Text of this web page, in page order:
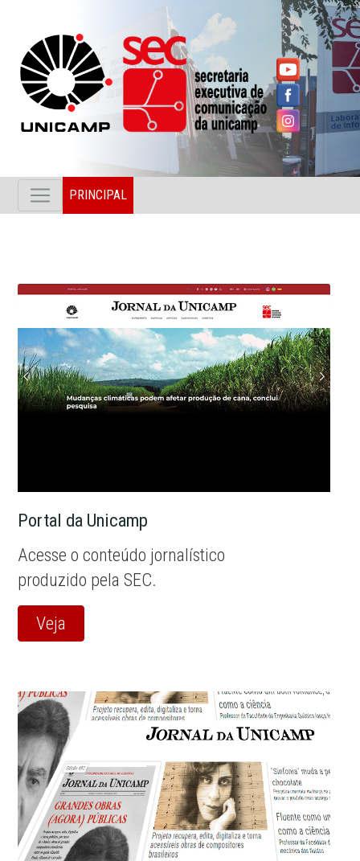
PRINCIPAL
Portal da Unicamp
Acesse o conteúdo jornalístico
produzido pela SEC.
Veja